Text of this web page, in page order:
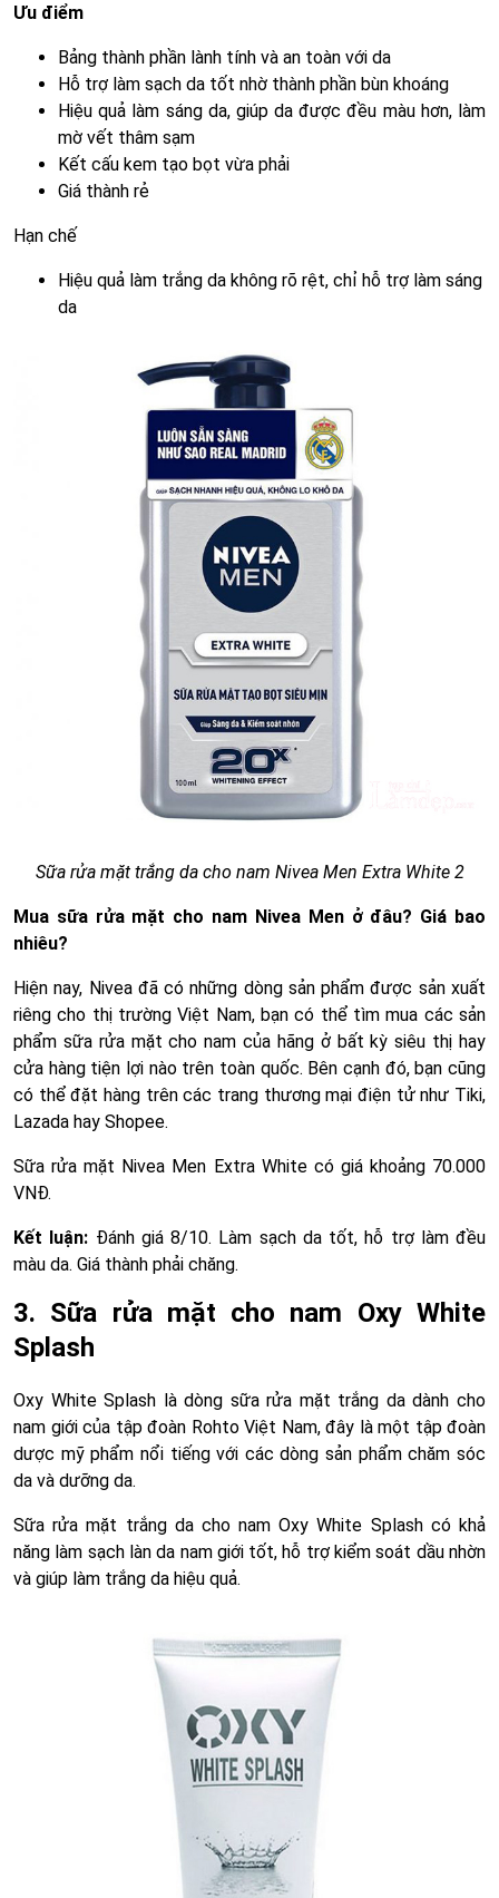
Ưu điểm
Bảng thành phần lành tính và an toàn với da
Hỗ trợ làm sạch da tốt nhờ thành phần bùn khoáng
Hiệu quả làm sáng da, giúp da được đều màu hơn, làm
mờ vết thâm sạm
Kết cấu kem tạo bọt vừa phải
Giá thành rẻ
Hạn chế
Hiệu quả làm trắng da không rõ rệt, chỉ hỗ trợ làm sáng
da
Sữa rửa mặt trắng da cho nam Nivea Men Extra White 2
Mua sữa rửa mặt cho nam Nivea Men ở đâu? Giá bao
nhiêu?
Hiện nay, Nivea đã có những dòng sản phẩm được sản xuất
riêng cho thị trường Việt Nam, bạn có thể tìm mua các sản
phẩm sữa rửa mặt cho nam của hãng ở bất kỳ siêu thị hay
cửa hàng tiện lợi nào trên toàn quốc. Bên cạnh đó, bạn cũng
có thể đặt hàng trên các trang thương mại điện tử như Tiki,
Lazada hay Shopee.
Sữa rửa mặt Nivea Men Extra White có giá khoảng 70.000
VNĐ.
Kết luận: Đánh giá 8/10. Làm sạch da tốt, hỗ trợ làm đều
màu da. Giá thành phải chăng.
3. Sữa rửa mặt cho nam Oxy White
Splash
Oxy White Splash là dòng sữa rửa mặt trắng da dành cho
nam giới của tập đoàn Rohto Việt Nam, đây là một tập đoàn
dược mỹ phẩm nổi tiếng với các dòng sản phẩm chăm sóc
da và dưỡng da.
Sữa rửa mặt trắng da cho nam Oxy White Splash có khả
năng làm sạch làn da nam giới tốt, hỗ trợ kiểm soát dầu nhờn
và giúp làm trắng da hiệu quả.